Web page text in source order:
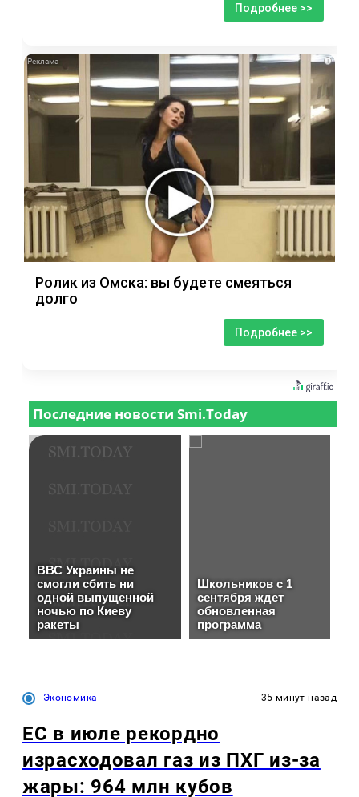
Подробнее >>
i
Ролик из Омска: вы будете смеяться
долго
Подробнее >>
Экономика 35 минут назад
ЕС в июле рекордно
израсходовал газ из ПХГ из-за
жары: 964 млн кубов